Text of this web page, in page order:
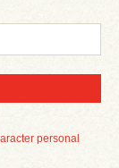
personal